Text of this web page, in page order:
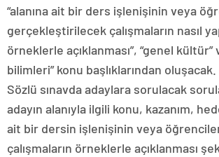
“alanına ait bir ders işlenişinin veya
gerçekleştirilecek çalışmaların nasıl
örneklerle açıklanması”, “genel kültür”
bilimleri” konu başlıklarından oluşacak.
Sözlü sınavda adaylara sorulacak
adayın alanıyla ilgili konu, kazanım,
ait bir dersin işlenişinin veya
çalışmaların örneklerle açıklanması